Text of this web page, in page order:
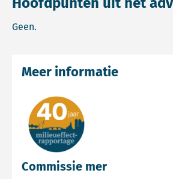
Geen.
Commissie mer
Meer informatie